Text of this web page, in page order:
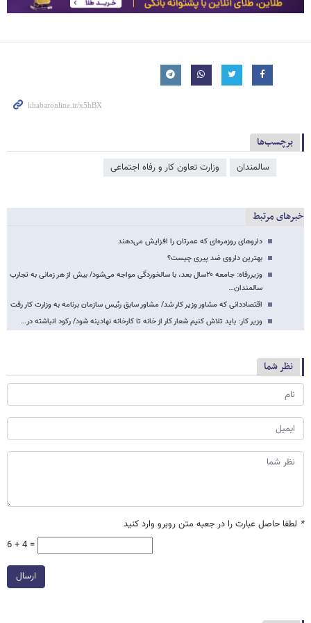
برچسب‌ها
سالمندان وزارت تعاون کار و رفاه اجتماعی
خبرهای مرتبط
داروهای روزمره‌ای که عمرتان را افزایش می‌دهند
بهترین داروی ضد پیری چیست؟
وزیررفاه: جامعه ۲۰سال بعد، با سالخوردگی مواجه می‌شود/ بیش از هر زمانی به تجارب
سالمندان…
اقتصاددانی که مشاور وزیر کار شد/ مشاور سابق رئیس سازمان برنامه به وزارت کار رفت
وزیر کار: باید تلاش کنیم شعار کار از خانه تا کارخانه نهادینه شود/ رکود انباشته در…
نظر شما
* لطفا حاصل عبارت را در جعبه متن روبرو وارد کنید
6 + 4 =
ارسال